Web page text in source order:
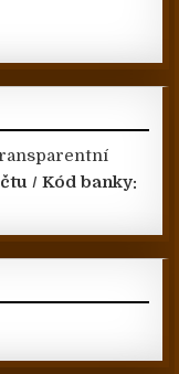
/ Kód banky: